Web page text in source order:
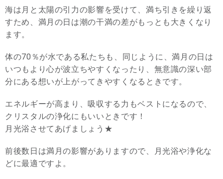
海は月と太陽の引力の影響を受けて、満ち引きを繰り返
すため、満月の日は潮の干満の差がもっとも大きくなり
ます。
体の70％が水である私たちも、同じように、満月の日は
いつもより心が波立ちやすくなったり、無意識の深い部
分にある想いが上がってきやすくなるときです。
エネルギーが高まり、吸収する力もベストになるので、
クリスタルの浄化にもいいときです！
月光浴させてあげましょう★
前後数日は満月の影響がありますので、月光浴や浄化な
どに最適ですよ。